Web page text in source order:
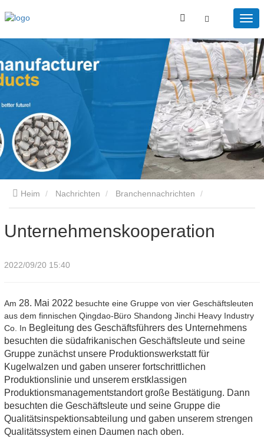
Heim Nachrichten Branchennachrichten
Unternehmenskooperation
2022/09/20 15:40
Am 28. Mai 2022 besuchte eine Gruppe von vier Geschäftsleuten
aus dem finnischen Qingdao-Büro Shandong Jinchi Heavy Industry
Co. In Begleitung des Geschäftsführers des Unternehmens
besuchten die südafrikanischen Geschäftsleute und seine
Gruppe zunächst unsere Produktionswerkstatt für
Kugelwalzen und gaben unserer fortschrittlichen
Produktionslinie und unserem erstklassigen
Produktionsmanagementstandort große Bestätigung. Dann
besuchten die Geschäftsleute und seine Gruppe die
Qualitätsinspektionsabteilung und gaben unserem strengen
Qualitätssystem einen Daumen nach oben.